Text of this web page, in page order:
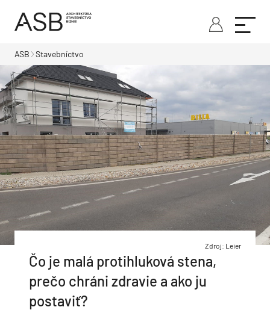
ASB Stavebníctvo
Zdroj: Leier
Čo je malá protihluková stena,
prečo chráni zdravie a ako ju
postaviť?